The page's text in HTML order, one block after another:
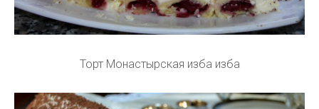
Торт Монастырская изба изба